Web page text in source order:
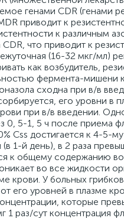
генами CDR (генами
приводит к
к различным
CDR, что приводит к
(16-32 мкг/мл)
как возбудитель,
фермента-мишени
сходна при в/в
его уровни в
при в/в введении.
0, 5-1, 5 ч после приема
Css достигается к 4-5-
1-й день), в 2 раза
к общему содержанию
во все жидкости
крови. У больных
его уровней в плазме
которые
раз/сут концентрация